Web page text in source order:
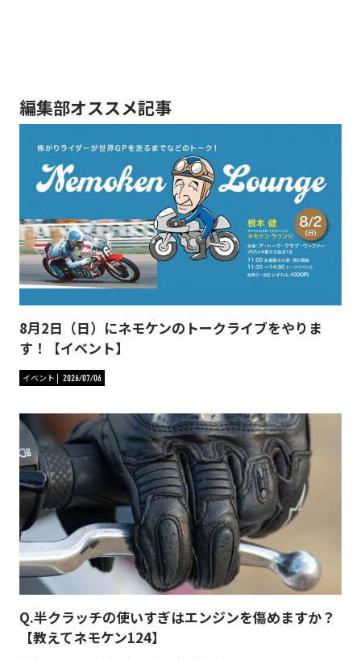
編集部オススメ記事
8月2日（日）にネモケンのトークライブをやりま
す！【イベント】
イベント 2026/07/06
Q.半クラッチの使いすぎはエンジンを傷めますか？
【教えてネモケン124】